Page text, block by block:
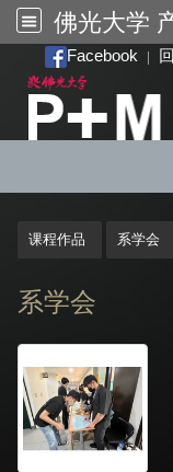
佛光大学
Facebook
课程作品 系学会
系学会